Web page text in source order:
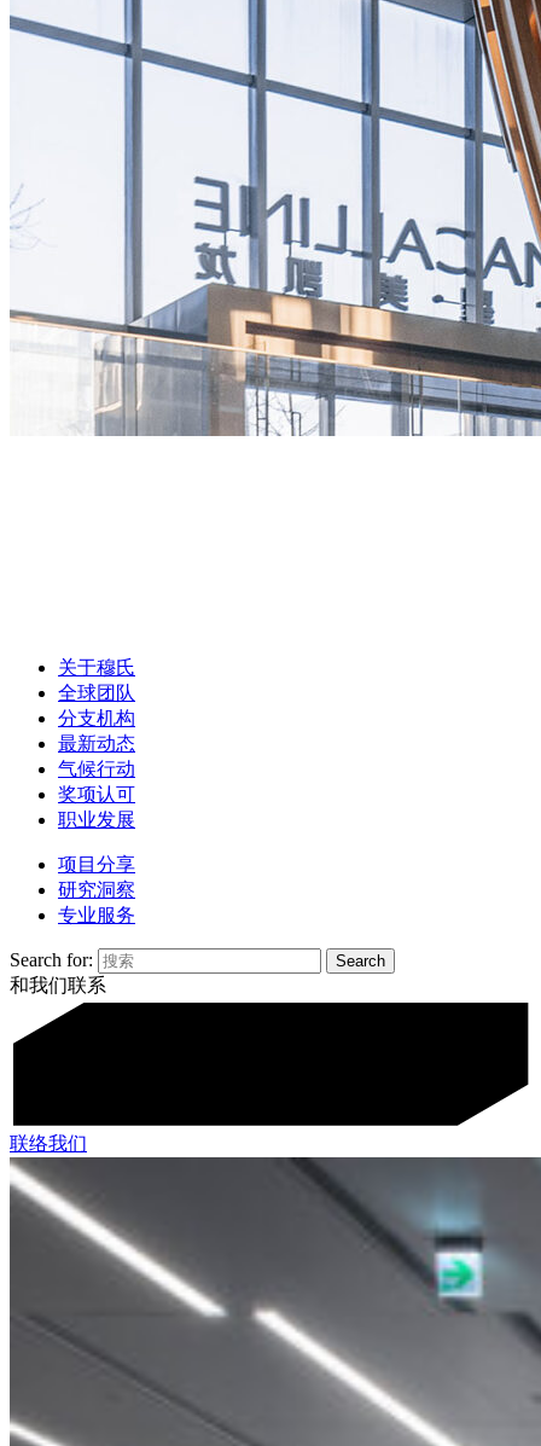
关于穆氏
全球团队
分支机构
最新动态
气候行动
奖项认可
职业发展
项目分享
研究洞察
专业服务
Search for:
和我们联系
联络我们